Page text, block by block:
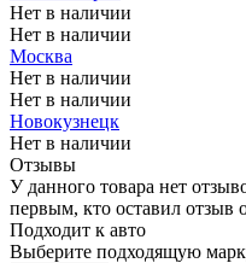
Нет в наличии
Нет в наличии
Москва
Нет в наличии
Нет в наличии
Новокузнецк
Нет в наличии
Отзывы
У данного товара нет
первым, кто оставил отзыв
Подходит к авто
Выберите подходящую